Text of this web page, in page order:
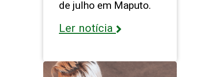
de julho em Maputo.
Ler notícia